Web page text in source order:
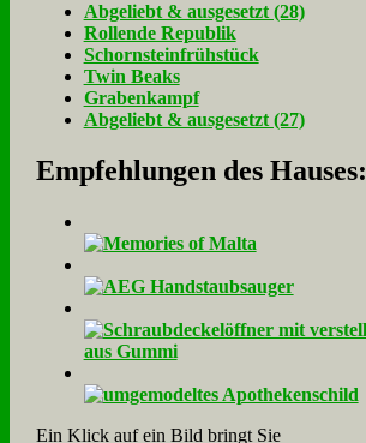
Ab­ge­liebt & aus­ge­setzt (28)
Rol­len­de Re­pu­blik
Schorn­stein­früh­stück
Twin Beaks
Gra­ben­kampf
Ab­ge­liebt & aus­ge­setzt (27)
Empfehlungen des Hauses:
Ein Klick auf ein Bild bringt Sie